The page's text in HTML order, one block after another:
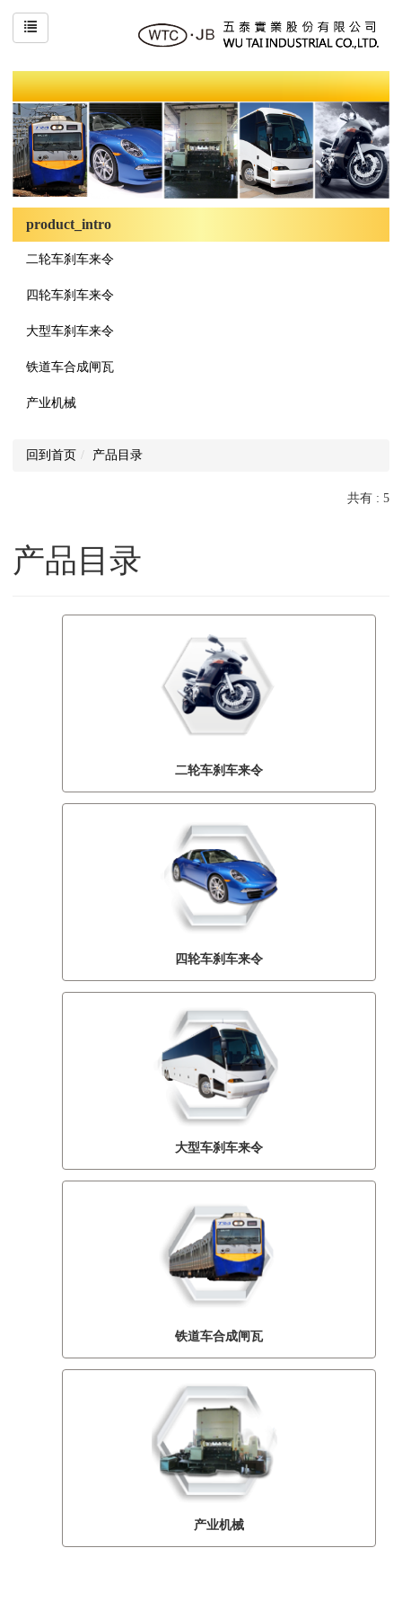
product_intro
二轮车刹车来令
四轮车刹车来令
大型车刹车来令
铁道车合成闸瓦
产业机械
回到首页 产品目录
共有 : 5
产品目录
二轮车刹车来令
四轮车刹车来令
大型车刹车来令
铁道车合成闸瓦
产业机械